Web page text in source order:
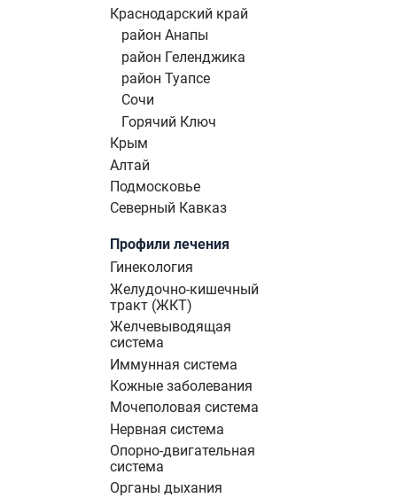
Краснодарский край
район Анапы
район Геленджика
район Туапсе
Сочи
Горячий Ключ
Крым
Алтай
Подмосковье
Северный Кавказ
Профили лечения
Гинекология
Желудочно-кишечный
тракт (ЖКТ)
Желчевыводящая
система
Иммунная система
Кожные заболевания
Мочеполовая система
Нервная система
Опорно-двигательная
система
Органы дыхания